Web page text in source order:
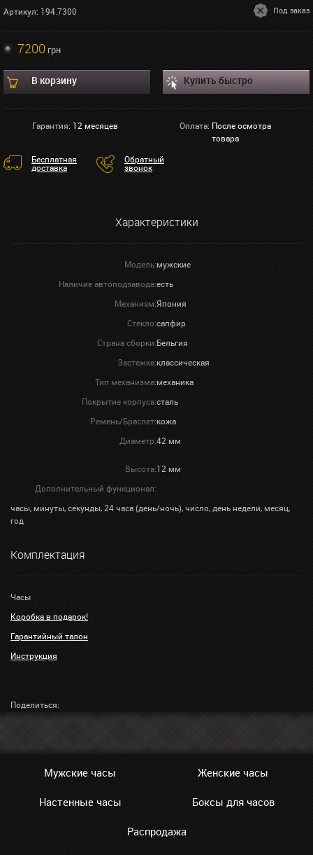
Артикул: 194.7300 Под заказ
7200грн
В корзину Купить быстро
Гарантия: 12 месяцев Оплата: После осмотра
товара
Бесплатная
доставка
Обратный
звонок
Характеристики
Модель:мужские
Наличие автоподзавода:есть
Механизм:Япония
Стекло:сапфир
Страна сборки:Бельгия
Застежка:классическая
Тип механизма:механика
Покрытие корпуса:сталь
Ремень/Браслет:кожа
Диаметр:42 мм
Высота:12 мм
Дополнительный функционал:
часы, минуты, секунды, 24 часа (день/ночь), число, день недели, месяц,
год
Комплектация
Часы
Коробка в подарок!
Гарантийный талон
Инструкция
Поделиться:
Мужские часы Женские часы
Настенные часы Боксы для часов
Распродажа